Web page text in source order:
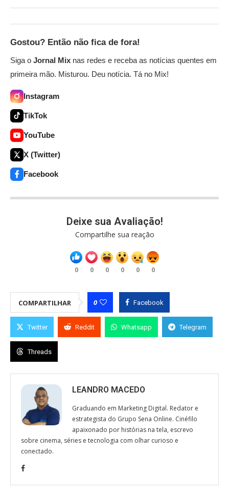
Gostou? Então não fica de fora!
Siga o Jornal Mix nas redes e receba as notícias quentes em
primeira mão. Misturou. Deu notícia. Tá no Mix!
Instagram
TikTok
YouTube
X (Twitter)
Facebook
Deixe sua Avaliação!
Compartilhe sua reação
0 0 0 0 0 0
COMPARTILHAR 0 Facebook
Twitter Reddit Whatsapp Telegram
Threads
LEANDRO MACEDO
Graduando em Marketing Digital. Redator e
estrategista do Grupo Sena Online. Cinéfilo
apaixonado por histórias na tela, escrevo
sobre cinema, séries e tecnologia com olhar curioso e
conectado.